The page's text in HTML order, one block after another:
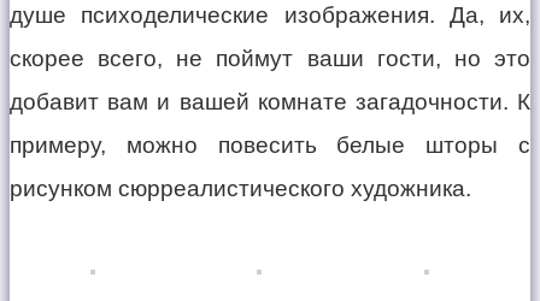
душе психоделические изображения. Да, их,
скорее всего, не поймут ваши гости, но это
добавит вам и вашей комнате загадочности. К
примеру, можно повесить белые шторы с
рисунком сюрреалистического художника.